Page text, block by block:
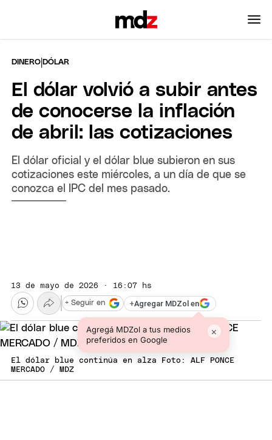
DINERO |DÓLAR
El dólar volvió a subir antes
de conocerse la inflación
de abril: las cotizaciones
El dólar oficial y el dólar blue subieron en sus
cotizaciones este miércoles, a un día de que se
conozca el IPC del mes pasado.
13 de mayo de 2026 · 16:07 hs
+Agregar MDZol en
Agregá MDZol a tus medios
preferidos en Google
×
+ Seguir en
El dólar blue continúa en alza Foto: ALF PONCE
MERCADO / MDZ